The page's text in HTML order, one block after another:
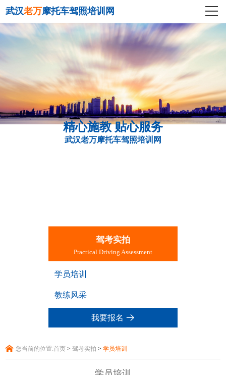
武汉老万摩托车驾照培训网
精心施教 贴心服务
武汉老万摩托车驾照培训网
驾考实拍
Practical Driving Assessment
学员培训
教练风采
我要报名
您当前的位置:首页 >驾考实拍 >学员培训